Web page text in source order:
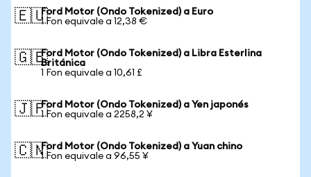
🇪🇺Ford Motor (Ondo Tokenized) a Euro
1 Fon equivale a 12,38 €
🇬🇧Ford Motor (Ondo Tokenized) a Libra Esterlina
Británica
1 Fon equivale a 10,61 £
🇯🇵Ford Motor (Ondo Tokenized) a Yen japonés
1 Fon equivale a 2258,2 ¥
🇨🇳Ford Motor (Ondo Tokenized) a Yuan chino
1 Fon equivale a 96,55 ¥